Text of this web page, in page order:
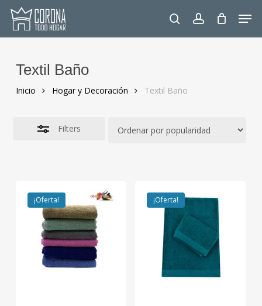
Skip
main
searchaccount
Textil Baño
Inicio Hogar y Decoración Textil Baño
Filters
¡Oferta! ¡Oferta!
Close
Filters